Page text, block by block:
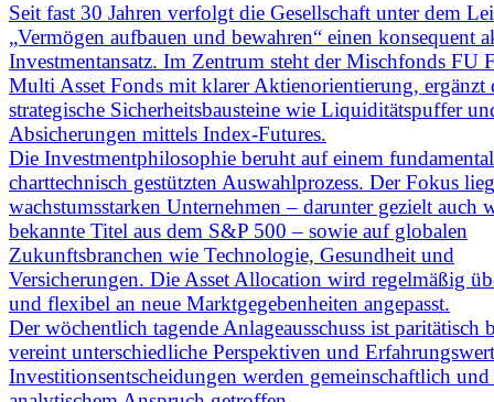
Seit fast 30 Jahren verfolgt die Gesellschaft unter dem
„Vermögen aufbauen und bewahren“ einen konsequent
Investmentansatz. Im Zentrum steht der Mischfonds FU
Multi Asset Fonds mit klarer Aktienorientierung, ergänzt
strategische Sicherheitsbausteine wie Liquiditätspuffer
Absicherungen mittels Index-Futures.
Die Investmentphilosophie beruht auf einem
charttechnisch gestützten Auswahlprozess. Der Fokus
wachstumsstarken Unternehmen – darunter gezielt auch
bekannte Titel aus dem S&P 500 – sowie auf globalen
Zukunftsbranchen wie Technologie, Gesundheit und
Versicherungen. Die Asset Allocation wird regelmäßig
und flexibel an neue Marktgegebenheiten angepasst.
Der wöchentlich tagende Anlageausschuss ist paritätisch
vereint unterschiedliche Perspektiven und
Investitionsentscheidungen werden gemeinschaftlich